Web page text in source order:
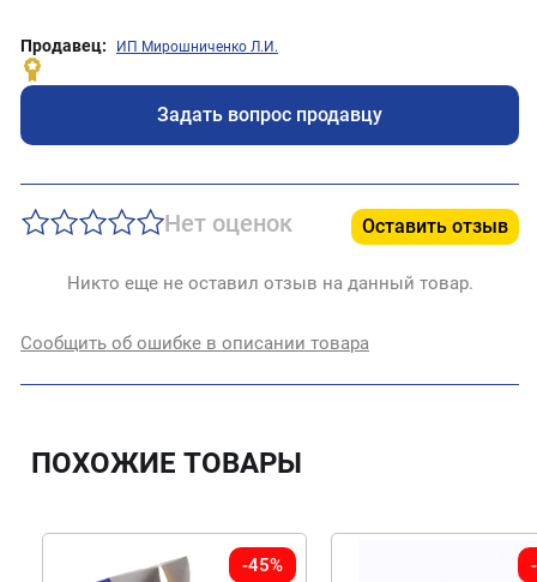
Продавец: ИП Мирошниченко Л.И.
Задать вопрос продавцу
Нет оценок Оставить отзыв
Никто еще не оставил отзыв на данный товар.
Сообщить об ошибке в описании товара
ПОХОЖИЕ ТОВАРЫ
-45%